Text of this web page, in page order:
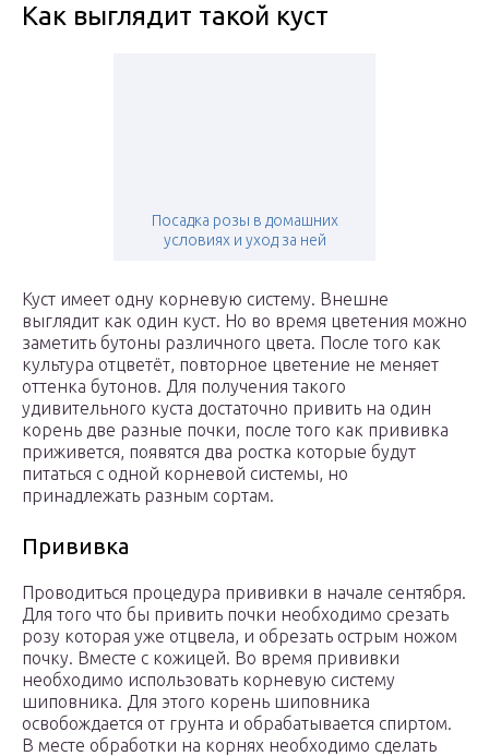
Как выглядит такой куст
Посадка розы в домашних
условиях и уход за ней
Куст имеет одну корневую систему. Внешне
выглядит как один куст. Но во время цветения можно
заметить бутоны различного цвета. После того как
культура отцветёт, повторное цветение не меняет
оттенка бутонов. Для получения такого
удивительного куста достаточно привить на один
корень две разные почки, после того как прививка
приживется, появятся два ростка которые будут
питаться с одной корневой системы, но
принадлежать разным сортам.
Прививка
Проводиться процедура прививки в начале сентября.
Для того что бы привить почки необходимо срезать
розу которая уже отцвела, и обрезать острым ножом
почку. Вместе с кожицей. Во время прививки
необходимо использовать корневую систему
шиповника. Для этого корень шиповника
освобождается от грунта и обрабатывается спиртом.
В месте обработки на корнях необходимо сделать